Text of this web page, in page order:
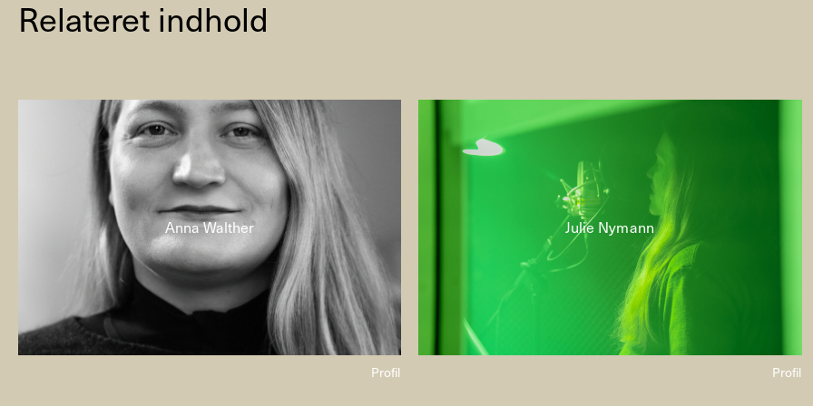
Relateret indhold
Anna Walther
Profil
Julie Nymann
Profil